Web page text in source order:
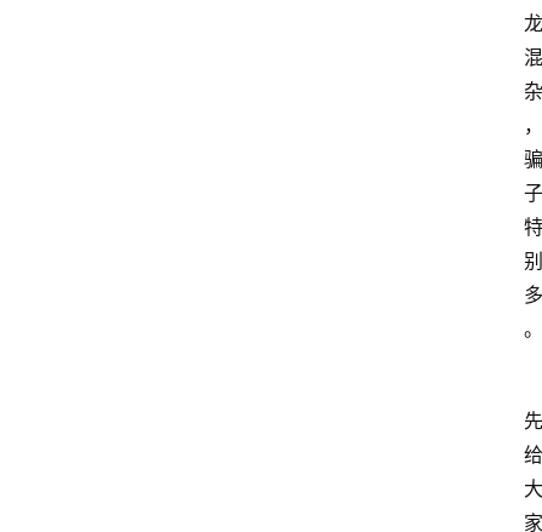
龙
混
杂
，
骗
子
特
别
多
。
先
给
大
家